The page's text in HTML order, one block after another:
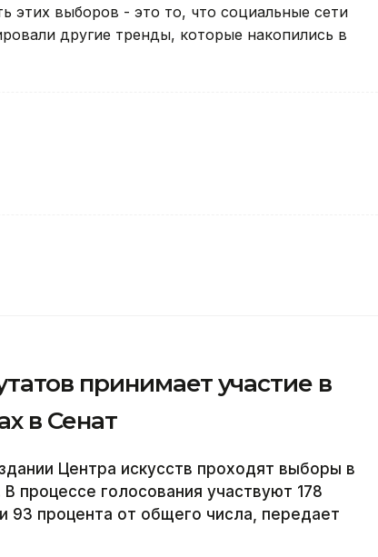
этих выборов - это то, что социальные сети
другие тренды, которые накопились в
принимает участие в
в Сенат
Центра искусств проходят выборы в
процессе голосования участвуют 178
93 процента от общего числа, передает